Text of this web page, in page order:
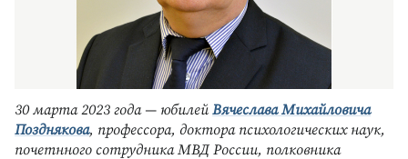
30 марта 2023 года — юбилейВячеслава Михайловича
Позднякова, профессора, доктора психологических наук,
почетнного сотрудника МВД России, полковника